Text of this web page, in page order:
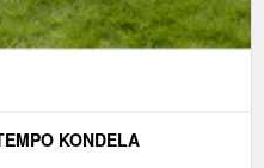
KONDELA